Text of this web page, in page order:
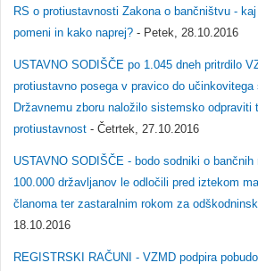
RS o protiustavnosti Zakona o bančništvu -
pomeni in kako naprej? - Petek, 28.10.2016
USTAVNO SODIŠČE po 1.045 dneh pritrdilo
protiustavno posega v pravico do
Državnemu zboru naložilo sistemsko odpraviti
protiustavnost - Četrtek, 27.10.2016
USTAVNO SODIŠČE - bodo sodniki o
100.000 državljanov le odločili pred iztekom
članoma ter zastaralnim rokom za
18.10.2016
REGISTRSKI RAČUNI - VZMD podpira